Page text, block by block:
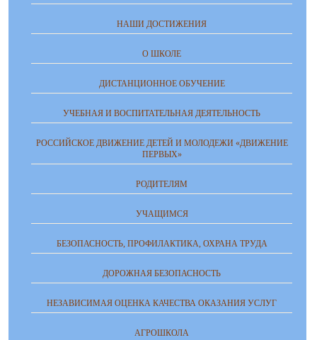
НАШИ ДОСТИЖЕНИЯ
О ШКОЛЕ
ДИСТАНЦИОННОЕ ОБУЧЕНИЕ
УЧЕБНАЯ И ВОСПИТАТЕЛЬНАЯ ДЕЯТЕЛЬНОСТЬ
РОССИЙСКОЕ ДВИЖЕНИЕ ДЕТЕЙ И МОЛОДЕЖИ «ДВИЖЕНИЕ
ПЕРВЫХ»
РОДИТЕЛЯМ
УЧАЩИМСЯ
БЕЗОПАСНОСТЬ, ПРОФИЛАКТИКА, ОХРАНА ТРУДА
ДОРОЖНАЯ БЕЗОПАСНОСТЬ
НЕЗАВИСИМАЯ ОЦЕНКА КАЧЕСТВА ОКАЗАНИЯ УСЛУГ
АГРОШКОЛА